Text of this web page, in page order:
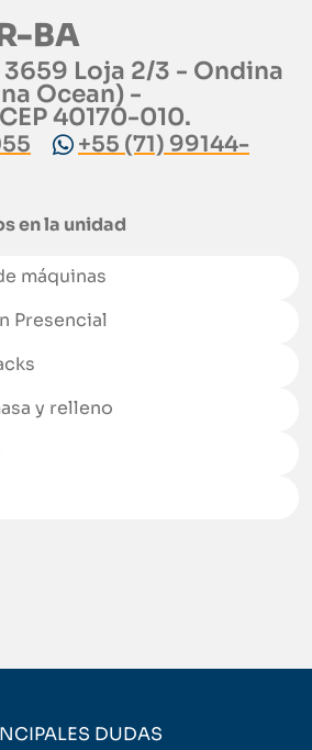
BA
Loja 2/3 - Ondina
Ocean) -
40170-010.
+55 (71) 99144-
en la unidad
máquinas
Presencial
y relleno
DUDAS